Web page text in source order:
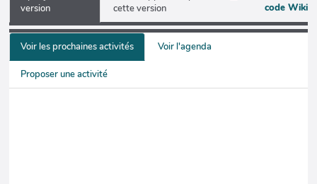
version
cette version
code Wiki